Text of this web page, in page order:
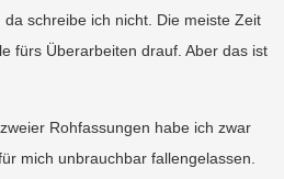
schreibe ich nicht. Die meiste Zeit
fürs Überarbeiten drauf. Aber das ist
Rohfassungen habe ich zwar
mich unbrauchbar fallengelassen.